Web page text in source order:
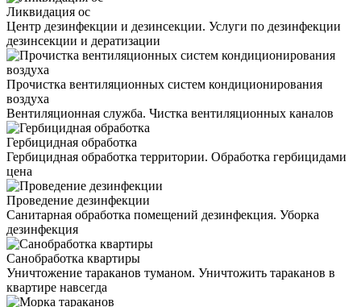
Ликвидация ос
Центр дезинфекции и дезинсекции. Услуги по дезинфекции
дезинсекции и дератизации
Прочистка вентиляционных систем кондиционирования
воздуха
Вентиляционная служба. Чистка вентиляционных каналов
Гербицидная обработка
Гербицидная обработка территории. Обработка гербицидами
цена
Проведение дезинфекции
Санитарная обработка помещений дезинфекция. Уборка
дезинфекция
Санобработка квартиры
Уничтожение тараканов туманом. Уничтожить тараканов в
квартире навсегда